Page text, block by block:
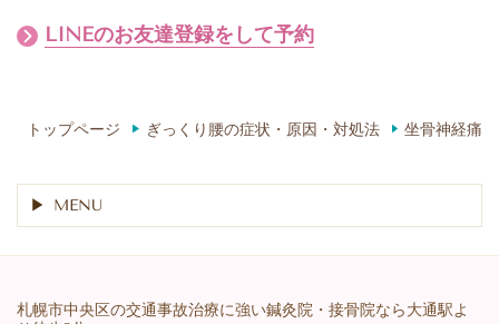
LINEのお友達登録をして予約
トップページ ぎっくり腰の症状・原因・対処法 坐骨神経痛
MENU
札幌市中央区の交通事故治療に強い鍼灸院・接骨院なら大通駅よ